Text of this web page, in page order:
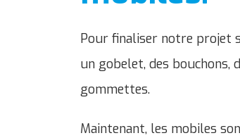
Pour finaliser notre projet
un gobelet, des bouchons,
gommettes.
Maintenant, les mobiles